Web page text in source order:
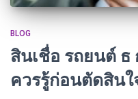
BLOG
สินเชื่อ รถยนต์ ธ
ควรรู้ก่อนตัดสินใ